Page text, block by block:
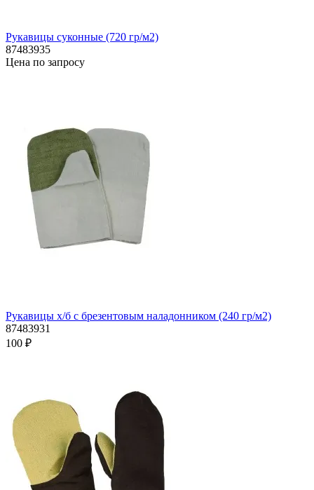
Рукавицы суконные (720 гр/м2)
87483935
Цена по запросу
Рукавицы х/б с брезентовым наладонником (240 гр/м2)
87483931
100 ₽